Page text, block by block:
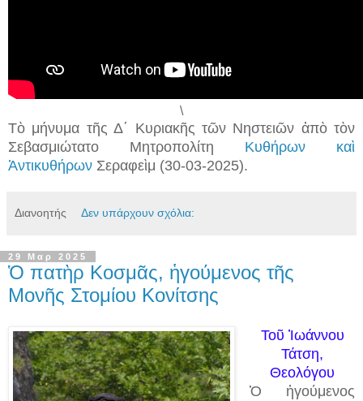
\
Τὸ μήνυμα τῆς Δ΄ Κυριακῆς τῶν Νηστειῶν ἀπὸ τὸν
Σεβασμιώτατο Μητροπολίτη Κυθήρων καὶ
Ἀντικυθήρων Σεραφεὶμ (30-03-2025).
Διανοητής Δεν υπάρχουν σχόλια:
29 Μαρ 2025
Ὁ πατὴρ Κοσμᾶς, ἡγούμενος τῆς
Μονῆς Στομίου Κονίτσης
Τοῦ Ἰωάννου
Τάτση,
Θεολόγου
Ὁ ἡγούμενος